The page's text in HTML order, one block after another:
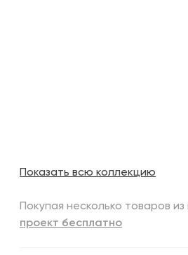
Показать всю коллекцию
Покупая несколько товаров
проект бесплатно